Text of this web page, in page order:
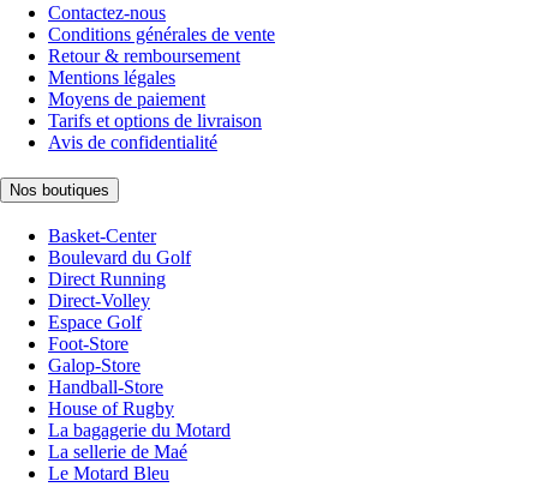
Contactez-nous
Conditions générales de vente
Retour & remboursement
Mentions légales
Moyens de paiement
Tarifs et options de livraison
Avis de confidentialité
Nos boutiques
Basket-Center
Boulevard du Golf
Direct Running
Direct-Volley
Espace Golf
Foot-Store
Galop-Store
Handball-Store
House of Rugby
La bagagerie du Motard
La sellerie de Maé
Le Motard Bleu